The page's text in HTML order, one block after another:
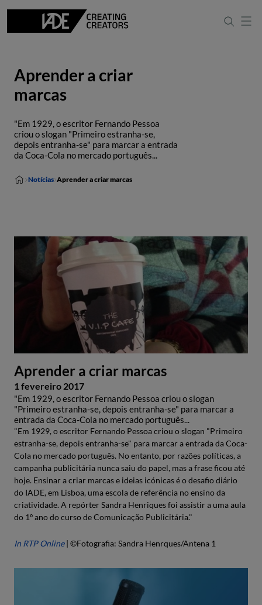
Aprender a criar
marcas
"Em 1929, o escritor Fernando Pessoa
criou o slogan "Primeiro estranha-se,
depois entranha-se" para marcar a entrada
da Coca-Cola no mercado português...
Notícias Aprender a criar marcas
Aprender a criar marcas
1 fevereiro 2017
"Em 1929, o escritor Fernando Pessoa criou o slogan
"Primeiro estranha-se, depois entranha-se" para marcar a
entrada da Coca-Cola no mercado português...
"Em 1929, o escritor Fernando Pessoa criou o slogan "Primeiro
estranha-se, depois entranha-se" para marcar a entrada da Coca-
Cola no mercado português. No entanto, por razões políticas, a
campanha publicitária nunca saiu do papel, mas a frase ficou até
hoje. Ensinar a criar marcas e ideias icónicas é o desafio diário
do IADE, em Lisboa, uma escola de referência no ensino da
criatividade. A repórter Sandra Henriques foi assistir a uma aula
do 1º ano do curso de Comunicação Publicitária."
In RTP Online| ©Fotografia: Sandra Henrques/Antena 1